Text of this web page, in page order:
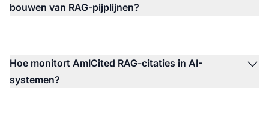
bouwen van RAG-pijplijnen?
Hoe monitort AmICited RAG-citaties in AI-
systemen?